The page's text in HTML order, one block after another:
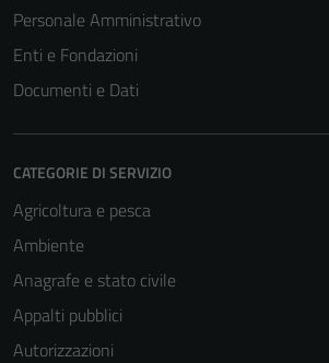
Personale Amministrativo
Enti e Fondazioni
Documenti e Dati
CATEGORIE DI SERVIZIO
Agricoltura e pesca
Ambiente
Anagrafe e stato civile
Appalti pubblici
Autorizzazioni